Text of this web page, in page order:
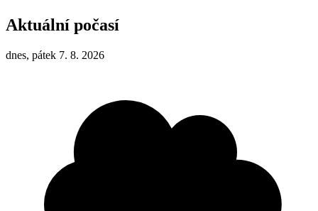
Aktuální počasí
dnes, pátek 7. 8. 2026